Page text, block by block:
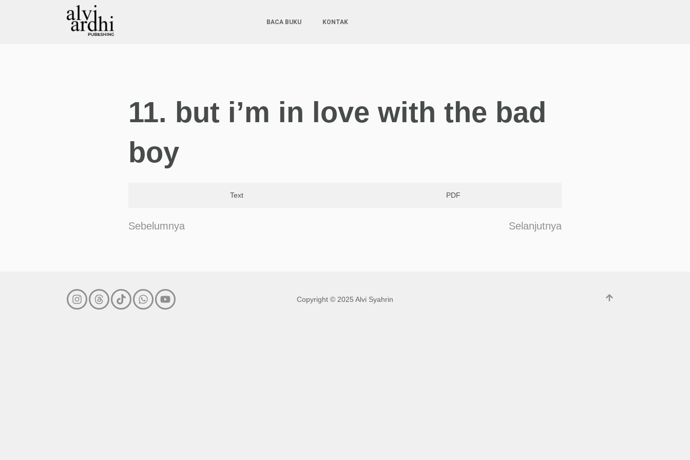
BACA BUKU KONTAK
11. but i’m in love with the bad
boy
Text PDF
Sebelumnya Selanjutnya
Copyright © 2025 Alvi Syahrin